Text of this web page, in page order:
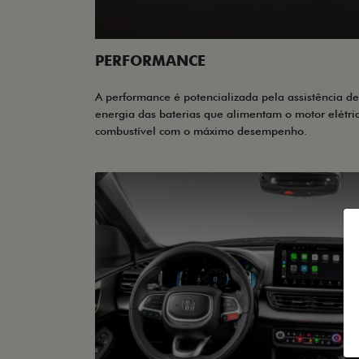
PERFORMANCE
A performance é potencializada pela assistência
energia das baterias que alimentam o motor
combustível com o máximo desempenho.